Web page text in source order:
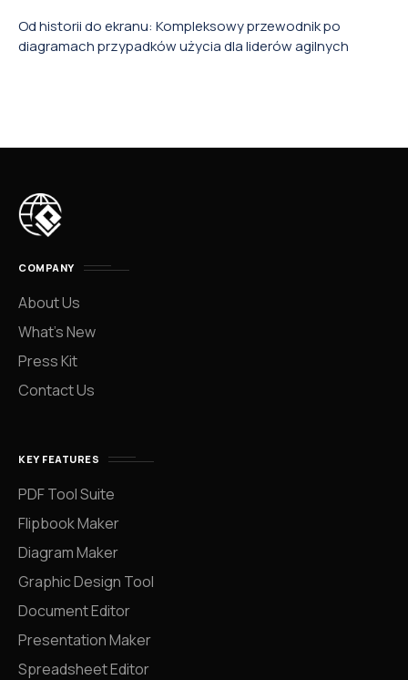
Od historii do ekranu: Kompleksowy przewodnik po
diagramach przypadków użycia dla liderów agilnych
COMPANY
About Us
What’s New
Press Kit
Contact Us
KEY FEATURES
PDF Tool Suite
Flipbook Maker
Diagram Maker
Graphic Design Tool
Document Editor
Presentation Maker
Spreadsheet Editor